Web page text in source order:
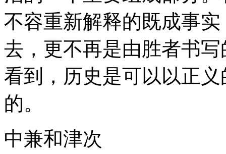
不容重新解释的既成事
去，更不再是由胜者书
看到，历史是可以以正
的。
中兼和津次